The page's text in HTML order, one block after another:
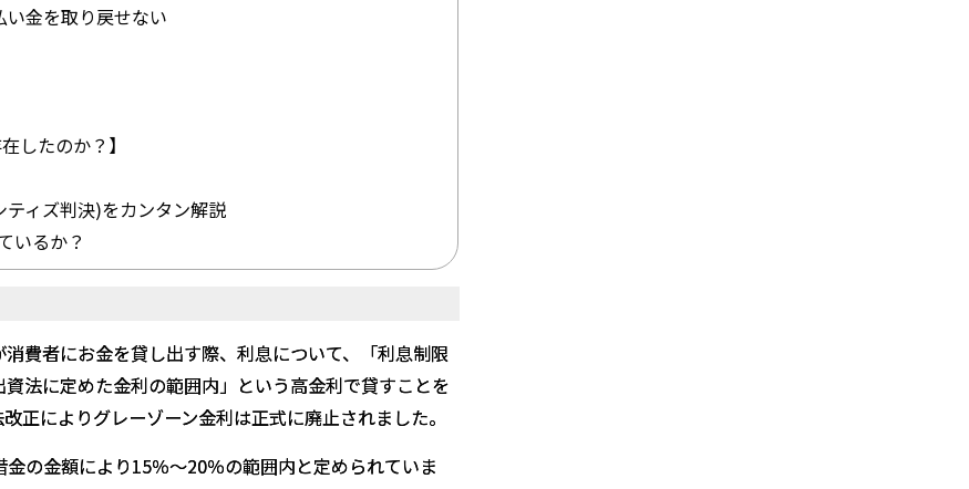
い金を取り戻せない
したのか？】
ティズ判決)をカンタン解説
いるか？
費者にお金を貸し出す際、利息について、「利息制限
法に定めた金利の範囲内」という高金利で貸すことを
正によりグレーゾーン金利は正式に廃止されました。
の金額により15％～20％の範囲内と定められていま